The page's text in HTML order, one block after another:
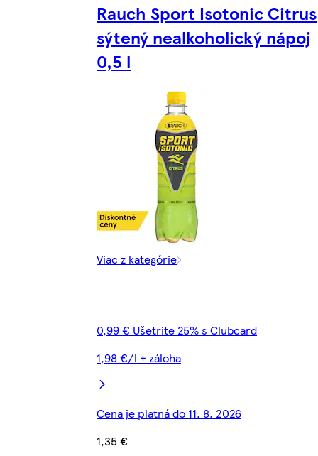
Rauch Sport Isotonic Citrus
sýtený nealkoholický nápoj
0,5 l
Viac z kategórie
0,99 € Ušetrite 25% s Clubcard
1,98 €/l + záloha
Cena je platná do 11. 8. 2026
1,35 €